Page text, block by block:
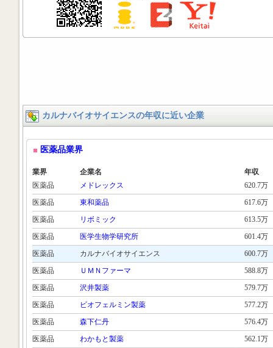
カルナバイオサイエンスの年収に近い企業
医薬品業界
業界 企業名
年収
医薬品
メドレックス
620.7万
医薬品
東和薬品
617.6万
医薬品
リボミック
613.5万
医薬品
医学生物学研究所
601.4万
医薬品
カルナバイオサイエンス
600.7万
医薬品
ＵＭＮファーマ
588.8万
医薬品
沢井製薬
579.7万
医薬品
ビオフェルミン製薬
577.2万
医薬品
森下仁丹
576.4万
医薬品
わかもと製薬 562.1万